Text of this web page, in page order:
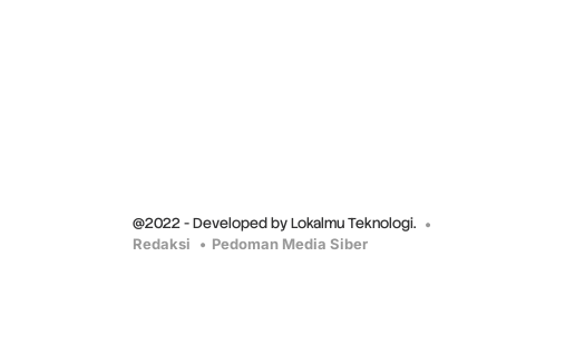
@2022 - Developed by Lokalmu Teknologi.
Redaksi Pedoman Media Siber